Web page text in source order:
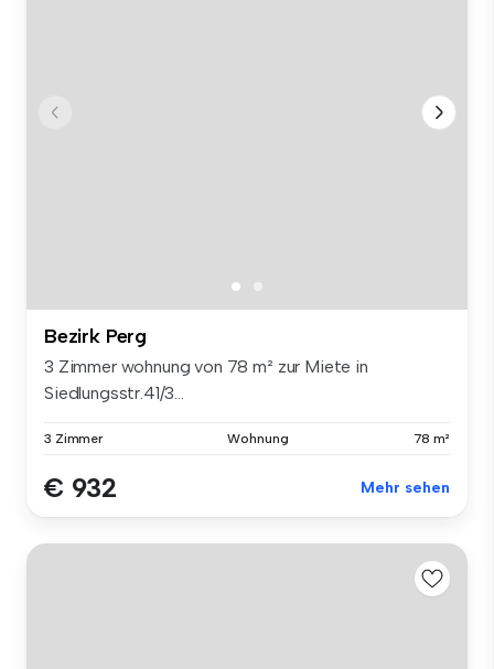
Bezirk Perg
3 Zimmer wohnung von 78 m² zur Miete in
Siedlungsstr.41/3...
3 Zimmer Wohnung 78 m²
€ 932 Mehr sehen